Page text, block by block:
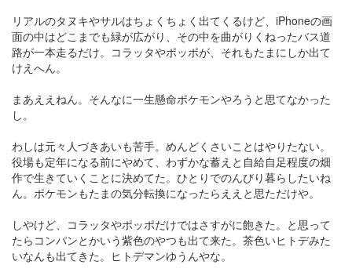
リアルのタヌキやサルはちょくちょく出てくるけど、iPhoneの画
面の中はどこまでも緑が広がり、その中を曲がりくねったバス道
路が一本走るだけ。コラッタやポッポが、それもたまにしか出て
けえへん。
まあええねん。そんなに一生懸命ポケモンやろうと思てなかった
し。
わしは元々人づきあいも苦手。めんどくさいことはやりたない。
役場も定年になる前にやめて、わずかな蓄えと自給自足程度の畑
作で生きていくことに決めてた。ひとりでのんびり暮らしたいね
ん。ポケモンもたまの気分転換になったらええと思ただけや。
しやけど、コラッタやポッポだけではさすがに飽きた。と思って
たらコンパンとかいう紫色のやつも出て来た。茶色いヒトデみた
いなんも出てきた。ヒトデマンゆうんやな。